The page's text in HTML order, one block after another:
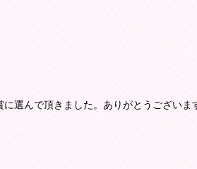
選んで頂きました。ありがとうござい